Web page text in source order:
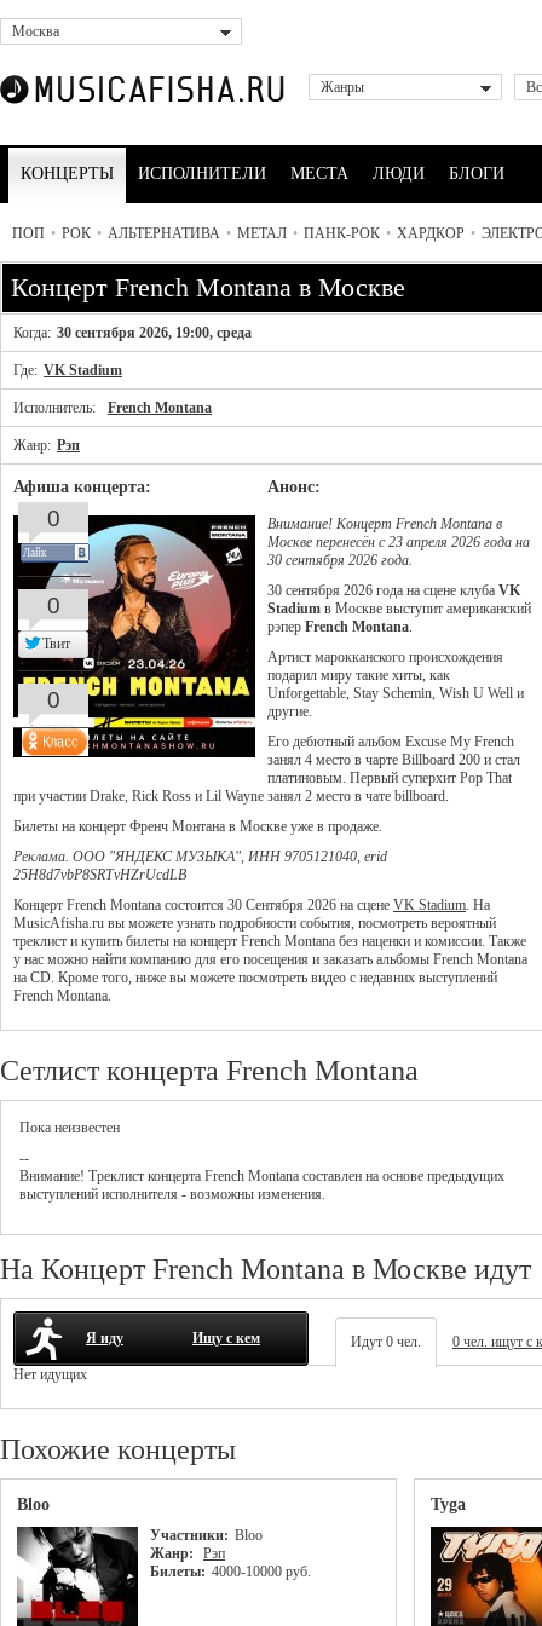
Москва
Жанры
КОНЦЕРТЫ ИСПОЛНИТЕЛИ МЕСТА ЛЮДИ БЛОГИ
ПОП • РОК • АЛЬТЕРНАТИВА • МЕТАЛ • ПАНК-РОК • ХАРДКОР •
Концерт French Montana в Москве
Когда: 30 сентября 2026, 19:00, среда
Где: VK Stadium
Исполнитель: French Montana
Жанр: Рэп
Афиша концерта: Анонс:
Внимание! Концерт French Montana в
Москве перенесён с 23 апреля 2026 года на
30 сентября 2026 года.
30 сентября 2026 года на сцене клуба VK
Stadium в Москве выступит американский
рэпер French Montana.
Артист марокканского происхождения
подарил миру такие хиты, как
Unforgettable, Stay Schemin, Wish U Well и
другие.
Его дебютный альбом Excuse My French
занял 4 место в чарте Billboard 200 и стал
платиновым. Первый суперхит Pop That
при участии Drake, Rick Ross и Lil Wayne занял 2 место в чате billboard.
Билеты на концерт Френч Монтана в Москве уже в продаже.
Реклама. ООО "ЯНДЕКС МУЗЫКА", ИНН 9705121040, erid
25H8d7vbP8SRTvHZrUcdLB
Концерт French Montana состоится 30 Сентября 2026 на сцене VK Stadium. На
MusicAfisha.ru вы можете узнать подробности события, посмотреть вероятный
треклист и купить билеты на концерт French Montana без наценки и комиссии. Также
у нас можно найти компанию для его посещения и заказать альбомы French Montana
на CD. Кроме того, ниже вы можете посмотреть видео с недавних выступлений
French Montana.
Сетлист концерта French Montana
Пока неизвестен
--
Внимание! Треклист концерта French Montana составлен на основе предыдущих
выступлений исполнителя - возможны изменения.
На Концерт French Montana в Москве идут
Я иду Ищу с кем Идут 0 чел.
0 чел. ищут с
Нет идущих
Похожие концерты
Bloo
Участники: Bloo
Жанр:
Рэп
Билеты: 4000-10000 руб.
Tyga
0
Лайк
0
Твит
0